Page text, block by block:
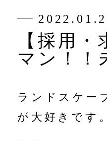
【採用
マン！！
ランドスケー
が大好きです。